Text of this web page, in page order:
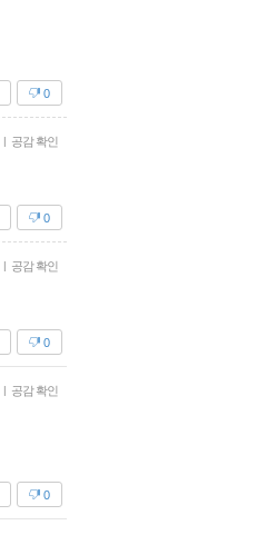
0
| 공감 확인
0
| 공감 확인
0
| 공감 확인
0